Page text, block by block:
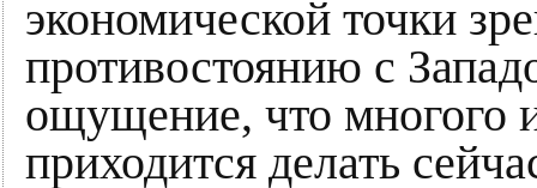
экономической точки
противостоянию с
ощущение, что многого
приходится делать